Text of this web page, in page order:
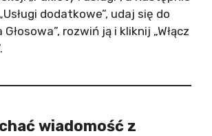
dodatkowe”, udaj się do
Głosowa”, rozwiń ją i kliknij „Włącz
wiadomość z